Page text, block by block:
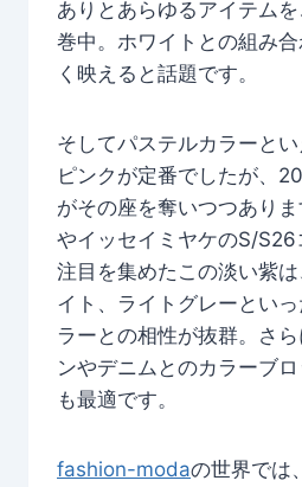
ありとあらゆるアイテム
巻中。ホワイトとの組み
く映えると話題です。
そしてパステルカラーと
ピンクが定番でしたが、
がその座を奪いつつあり
やイッセイミヤケのS/S26
注目を集めたこの淡い紫
イト、ライトグレーとい
ラーとの相性が抜群。さ
ンやデニムとのカラーブ
も最適です。
fashion-modaの世界では